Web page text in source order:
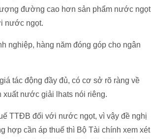
đường cao hơn sản phẩm nước ngọt
nước ngọt.
nghiệp, hàng năm đóng góp cho ngân
tác động đầy đủ, có cơ sở rõ ràng về
nước giải lhats nói riêng.
TTĐB đối với nước ngọt, vì vậy đề nghị
hợp cần áp thuế thì Bộ Tài chính xem xét